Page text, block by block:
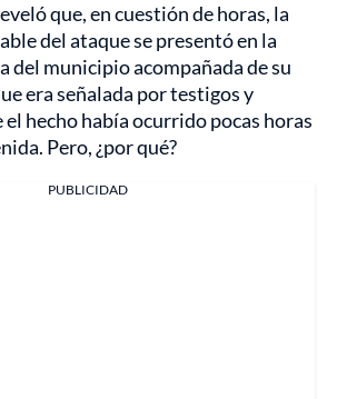
que, en cuestión de horas, la
del ataque se presentó en la
del municipio acompañada de su
era señalada por testigos y
el hecho había ocurrido pocas horas
Pero, ¿por qué?
PUBLICIDAD